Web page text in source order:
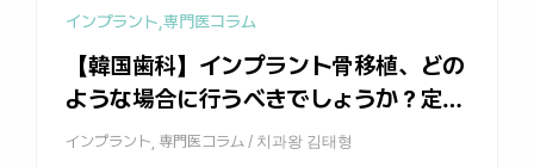
インプラント 専門医コラム
【韓国歯科】インプラント骨移植、どの
ような場合に行うべきでしょうか？定
義、材料、推奨対象など
インプラント 専門医コラム / 치과왕 김태형